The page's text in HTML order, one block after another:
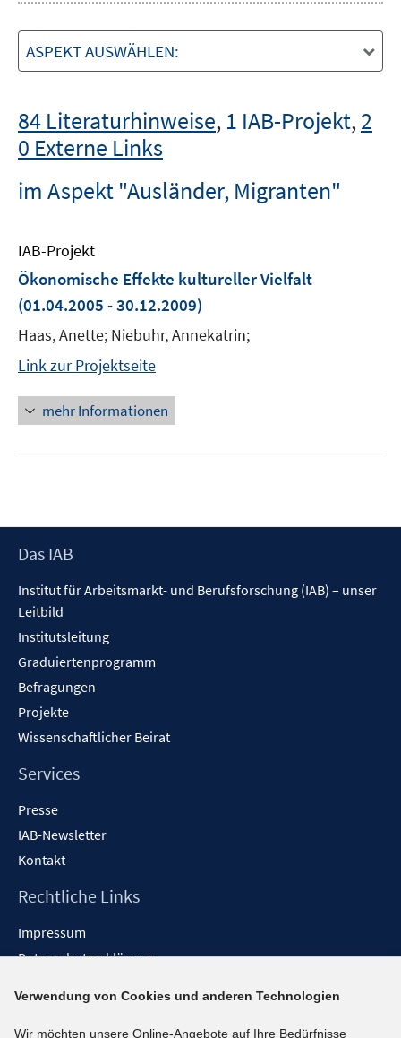
ASPEKT AUSWÄHLEN:
84 Literaturhinweise, 1 IAB-Projekt,2
0 Externe Links
im Aspekt "Ausländer, Migranten"
IAB-Projekt
Ökonomische Effekte kultureller Vielfalt
(01.04.2005 - 30.12.2009)
Haas, Anette; Niebuhr, Annekatrin;
Link zur Projektseite
mehr Informationen
Footer
Das IAB
Institut für Arbeitsmarkt- und Berufsforschung (IAB) – unser
Leitbild
Institutsleitung
Graduiertenprogramm
Befragungen
Projekte
Wissenschaftlicher Beirat
Services
Presse
IAB-Newsletter
Kontakt
Rechtliche Links
Impressum
Datenschutzerklärung
Barrieren melden
Verwendung von Cookies und anderen Technologien
Wir möchten unsere Online-Angebote auf Ihre Bedürfnisse